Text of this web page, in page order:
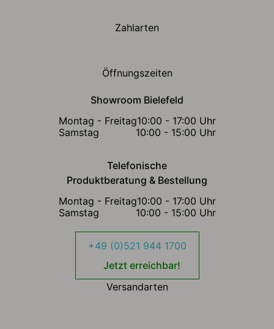
Zahlarten
Öffnungszeiten
Showroom Bielefeld
Montag - Freitag10:00 - 17:00 Uhr
Samstag
10:00 - 15:00 Uhr
Telefonische
Produktberatung & Bestellung
Montag - Freitag10:00 - 17:00 Uhr
Samstag
10:00 - 15:00 Uhr
+49 (0)521 944 1700
Jetzt erreichbar!
Versandarten